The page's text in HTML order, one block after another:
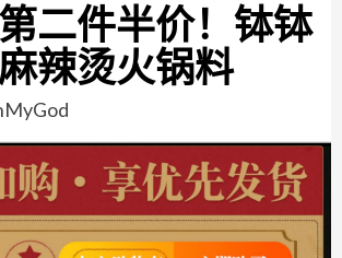
二件半价！钵钵
辣烫火锅料